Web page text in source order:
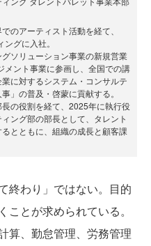
のアーティスト活動を経て、
グに入社。
ソリューション事業の新規営業
ント事業に参画し、全国での講
に対するシステム・コンサルテ
」の普及・啓蒙に貢献する。
の役割を経て、2025年に執行役
ング部の部長として、タレント
とともに、組織の成長と顧客課
終わり」ではない。目的
とが求められている。
算、勤怠管理、労務管理